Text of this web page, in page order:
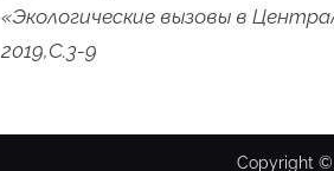
«Экологические вызовы в
2019,С.3-9
Copyright ©